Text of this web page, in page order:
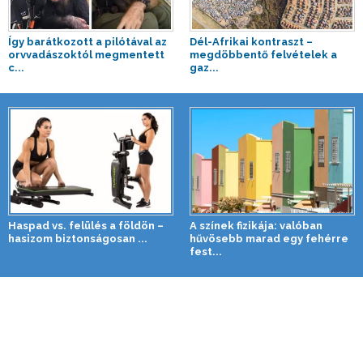
Így barátkozott a pilótával az
orvvadászoktól megmentett
c...
Dél-Afrikai kontraszt –
megdöbbentő felvételek a
gaz...
Haspad vs. felülés a földön –
hasizom biztonságosan ...
A színek fizikája: valóban
hűvösebb marad egy fehérre
fest...